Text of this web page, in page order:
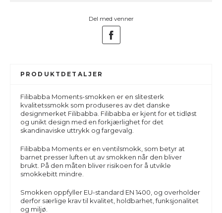
Del med venner
PRODUKTDETALJER
Filibabba Moments-smokken er en slitesterk
kvalitetssmokk som produseres av det danske
designmerket Filibabba. Filibabba er kjent for et tidløst
og unikt design med en forkjærlighet for det
skandinaviske uttrykk og fargevalg.
Filibabba Moments er en ventilsmokk, som betyr at
barnet presser luften ut av smokken når den bliver
brukt. På den måten bliver risikoen for å utvikle
smokkebitt mindre.
Smokken oppfyller EU-standard EN 1400, og overholder
derfor særlige krav til kvalitet, holdbarhet, funksjonalitet
og miljø.